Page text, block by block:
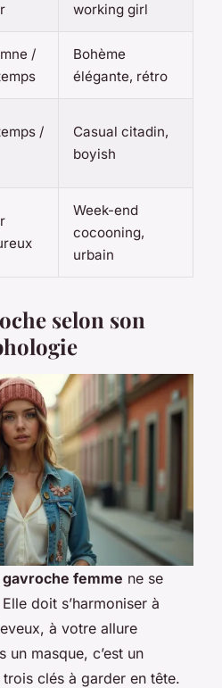
working girl
/
Bohème
élégante, rétro
/
Casual citadin,
boyish
Week-end
cocooning,
urbain
selon son
femme ne se
doit s’harmoniser à
à votre allure
un masque, c’est un
clés à garder en tête.